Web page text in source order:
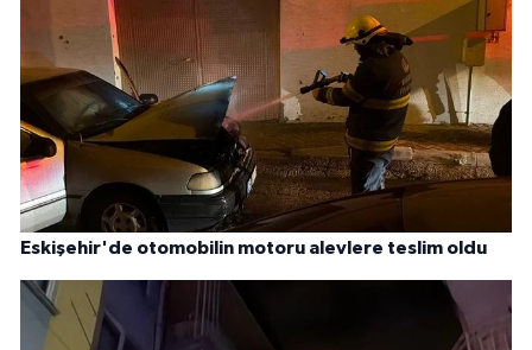
Eskişehir'de otomobilin motoru alevlere teslim oldu